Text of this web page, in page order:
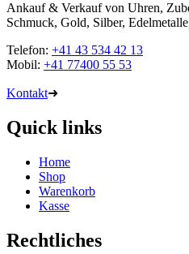
Ankauf & Verkauf von Uhren,
Schmuck, Gold, Silber,
Telefon: +41 43 534 42 13
Mobil: +41 77400 55 53
Kontakt➜
Quick links
Home
Shop
Warenkorb
Kasse
Rechtliches